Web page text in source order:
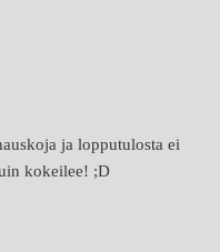
ja lopputulosta ei
kokeilee! ;D